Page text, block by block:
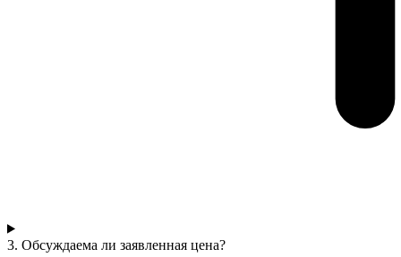
3. Обсуждаема ли заявленная цена?